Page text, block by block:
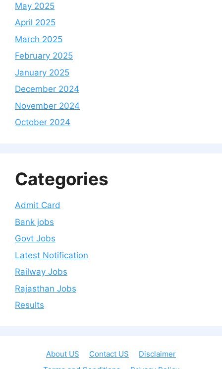
May 2025
April 2025
March 2025
February 2025
January 2025
December 2024
November 2024
October 2024
Categories
Admit Card
Bank jobs
Govt Jobs
Latest Notification
Railway Jobs
Rajasthan Jobs
Results
About US Contact US
Disclaimer